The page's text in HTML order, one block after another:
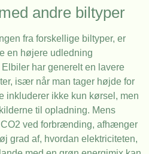
andre biltyper
fra forskellige biltyper, er
en højere udledning
har generelt en lavere
især når man tager højde for
inkluderer ikke kun kørsel, men
til opladning. Mens
ved forbrænding, afhænger
grad af, hvordan elektriciteten,